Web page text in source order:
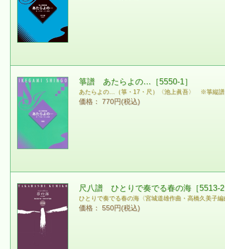
箏譜 あたらよの…［5550-1］
あたらよの…（箏・17・尺）〈池上眞吾〉 ※箏縦譜
価格： 770円(税込)
尺八譜 ひとりで奏でる春の海［5513-
ひとりで奏でる春の海〈宮城道雄作曲・高橋久美子
価格： 550円(税込)